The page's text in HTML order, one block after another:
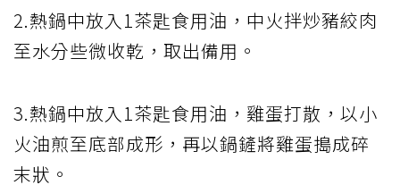
2.熱鍋中放入1茶匙食用油，中火拌炒豬絞肉
至水分些微收乾，取出備用。
3.熱鍋中放入1茶匙食用油，雞蛋打散，以小
火油煎至底部成形，再以鍋鏟將雞蛋搗成碎
末狀。